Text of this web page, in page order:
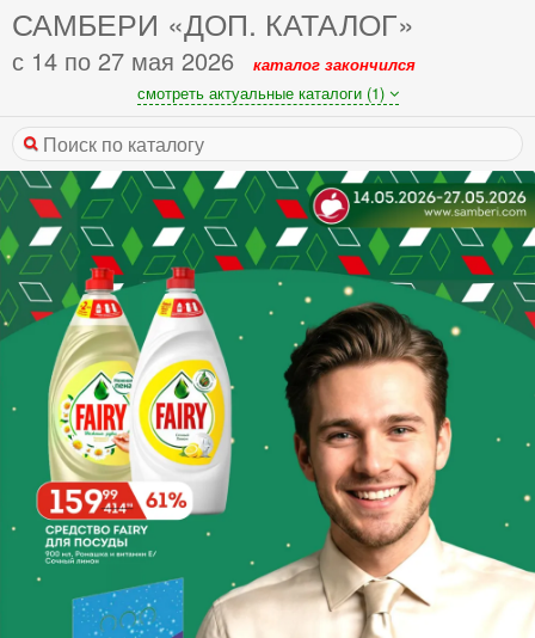
САМБЕРИ «ДОП. КАТАЛОГ»
с 14 по 27 мая 2026
каталог закончился
смотреть актуальные каталоги (1)